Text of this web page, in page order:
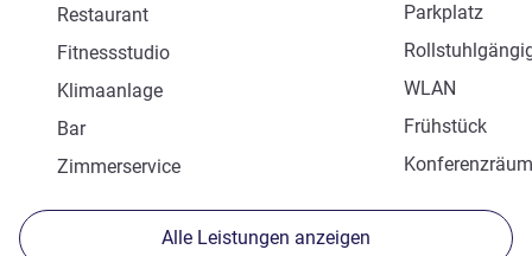
Parkplatz
Restaurant
Fitnessstudio
WLAN
Klimaanlage
Frühstück
Bar
Zimmerservice
Alle Leistungen anzeigen